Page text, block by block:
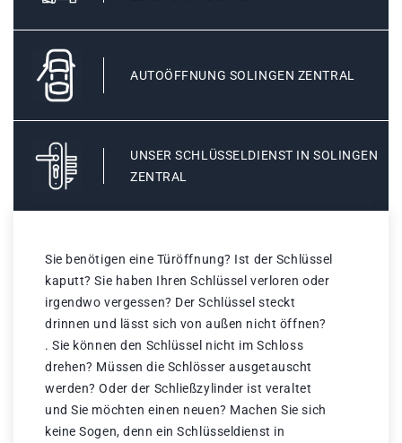
AUTOÖFFNUNG SOLINGEN ZENTRAL
UNSER SCHLÜSSELDIENST IN SOLINGEN
ZENTRAL
Sie benötigen eine Türöffnung? Ist der Schlüssel
kaputt? Sie haben Ihren Schlüssel verloren oder
irgendwo vergessen? Der Schlüssel steckt
drinnen und lässt sich von außen nicht öffnen?
. Sie können den Schlüssel nicht im Schloss
drehen? Müssen die Schlösser ausgetauscht
werden? Oder der Schließzylinder ist veraltet
und Sie möchten einen neuen? Machen Sie sich
keine Sogen, denn ein Schlüsseldienst in